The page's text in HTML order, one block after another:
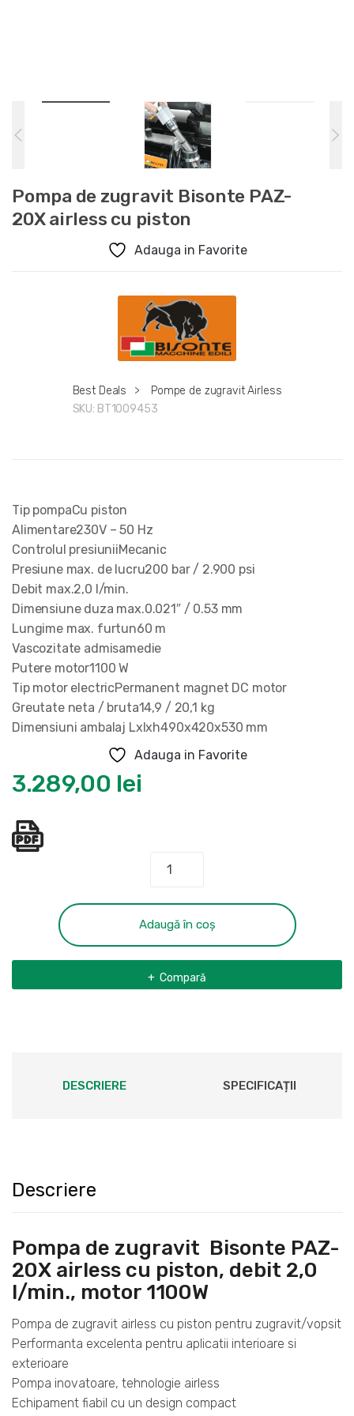
Pompa de zugravit Bisonte PAZ-
20X airless cu piston
Adauga in Favorite
Best Deals >
Pompe de zugravit Airless
SKU: BT1009453
Tip pompaCu piston
Alimentare230V – 50 Hz
Controlul presiuniiMecanic
Presiune max. de lucru200 bar / 2.900 psi
Debit max.2,0 l/min.
Dimensiune duza max.0.021″ / 0.53 mm
Lungime max. furtun60 m
Vascozitate admisamedie
Putere motor1100 W
Tip motor electricPermanent magnet DC motor
Greutate neta / bruta14,9 / 20,1 kg
Dimensiuni ambalaj Lxlxh490x420x530 mm
Adauga in Favorite
3.289,00 lei
Cantitate
de
zugravit
PAZ-
20X
Adaugă în coș
Compară
DESCRIERE SPECIFICAȚII
Descriere
Pompa de zugravit Bisonte PAZ-
20X airless cu piston, debit 2,0
l/min., motor 1100W
Pompa de zugravit airless cu piston pentru zugravit/vopsit
Performanta excelenta pentru aplicatii interioare si
exterioare
Pompa inovatoare, tehnologie airless
Echipament fiabil cu un design compact